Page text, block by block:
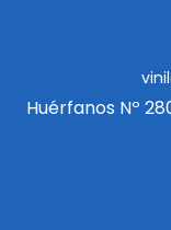
Huérfanos Nº